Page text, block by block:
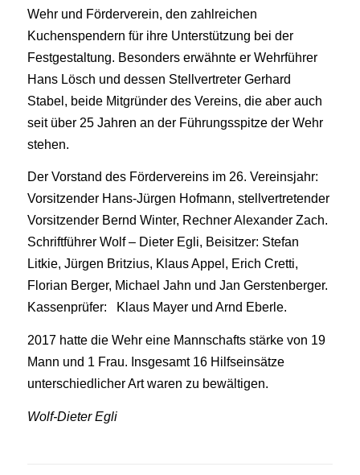
Wehr und Förderverein, den zahlreichen
Kuchenspendern für ihre Unterstützung bei der
Festgestaltung. Besonders erwähnte er Wehrführer
Hans Lösch und dessen Stellvertreter Gerhard
Stabel, beide Mitgründer des Vereins, die aber auch
seit über 25 Jahren an der Führungsspitze der Wehr
stehen.
Der Vorstand des Fördervereins im 26. Vereinsjahr:
Vorsitzender Hans-Jürgen Hofmann, stellvertretender
Vorsitzender Bernd Winter, Rechner Alexander Zach.
Schriftführer Wolf – Dieter Egli, Beisitzer: Stefan
Litkie, Jürgen Britzius, Klaus Appel, Erich Cretti,
Florian Berger, Michael Jahn und Jan Gerstenberger.
Kassenprüfer: Klaus Mayer und Arnd Eberle.
2017 hatte die Wehr eine Mannschafts stärke von 19
Mann und 1 Frau. Insgesamt 16 Hilfseinsätze
unterschiedlicher Art waren zu bewältigen.
Wolf-Dieter Egli